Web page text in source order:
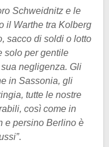
Schweidnitz e le
il Warthe tra Kolberg
sacco di soldi o lotto
solo per gentile
negligenza. Gli
in Sassonia, gli
tutte le nostre
così come in
e persino Berlino è
.